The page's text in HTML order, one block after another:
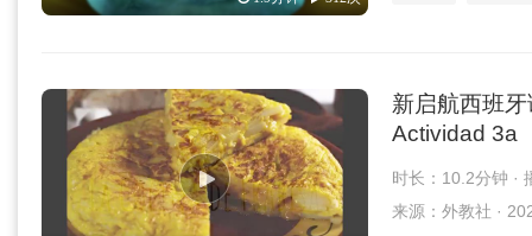
新启航西班
Actividad 3a
时长：10.2分钟 ·
来源：外教社 ·